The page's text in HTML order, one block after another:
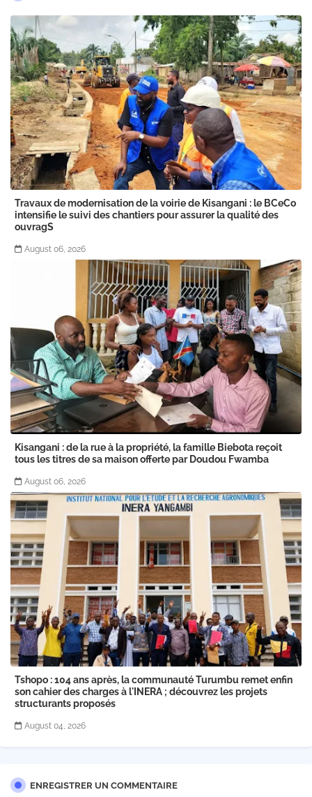
Travaux de modernisation de la voirie de Kisangani : le BCeCo
intensifie le suivi des chantiers pour assurer la qualité des
ouvragS
August 06, 2026
Kisangani : de la rue à la propriété, la famille Biebota reçoit
tous les titres de sa maison offerte par Doudou Fwamba
August 06, 2026
Tshopo : 104 ans après, la communauté Turumbu remet enfin
son cahier des charges à l'INERA ; découvrez les projets
structurants proposés
August 04, 2026
ENREGISTRER UN COMMENTAIRE